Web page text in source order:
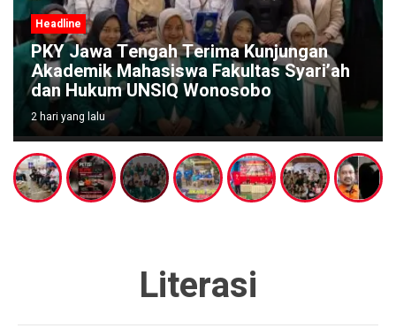
Headline
PKY Jawa Tengah Terima Kunjungan
Akademik Mahasiswa Fakultas Syari’ah
dan Hukum UNSIQ Wonosobo
2 hari yang lalu
Literasi